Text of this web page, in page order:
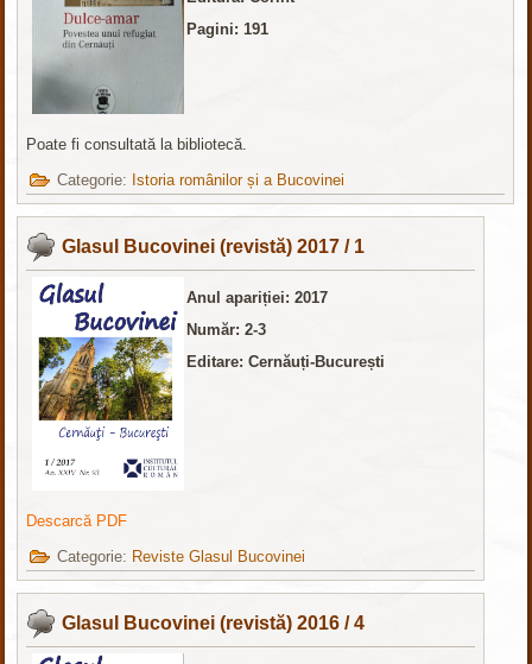
Pagini: 191
Poate fi consultată la bibliotecă.
Categorie: Istoria românilor și a Bucovinei
Glasul Bucovinei (revistă) 2017 / 1
Anul apariției: 2017
Număr: 2-3
Editare: Cernăuți-București
Descarcă PDF
Categorie: Reviste Glasul Bucovinei
Glasul Bucovinei (revistă) 2016 / 4